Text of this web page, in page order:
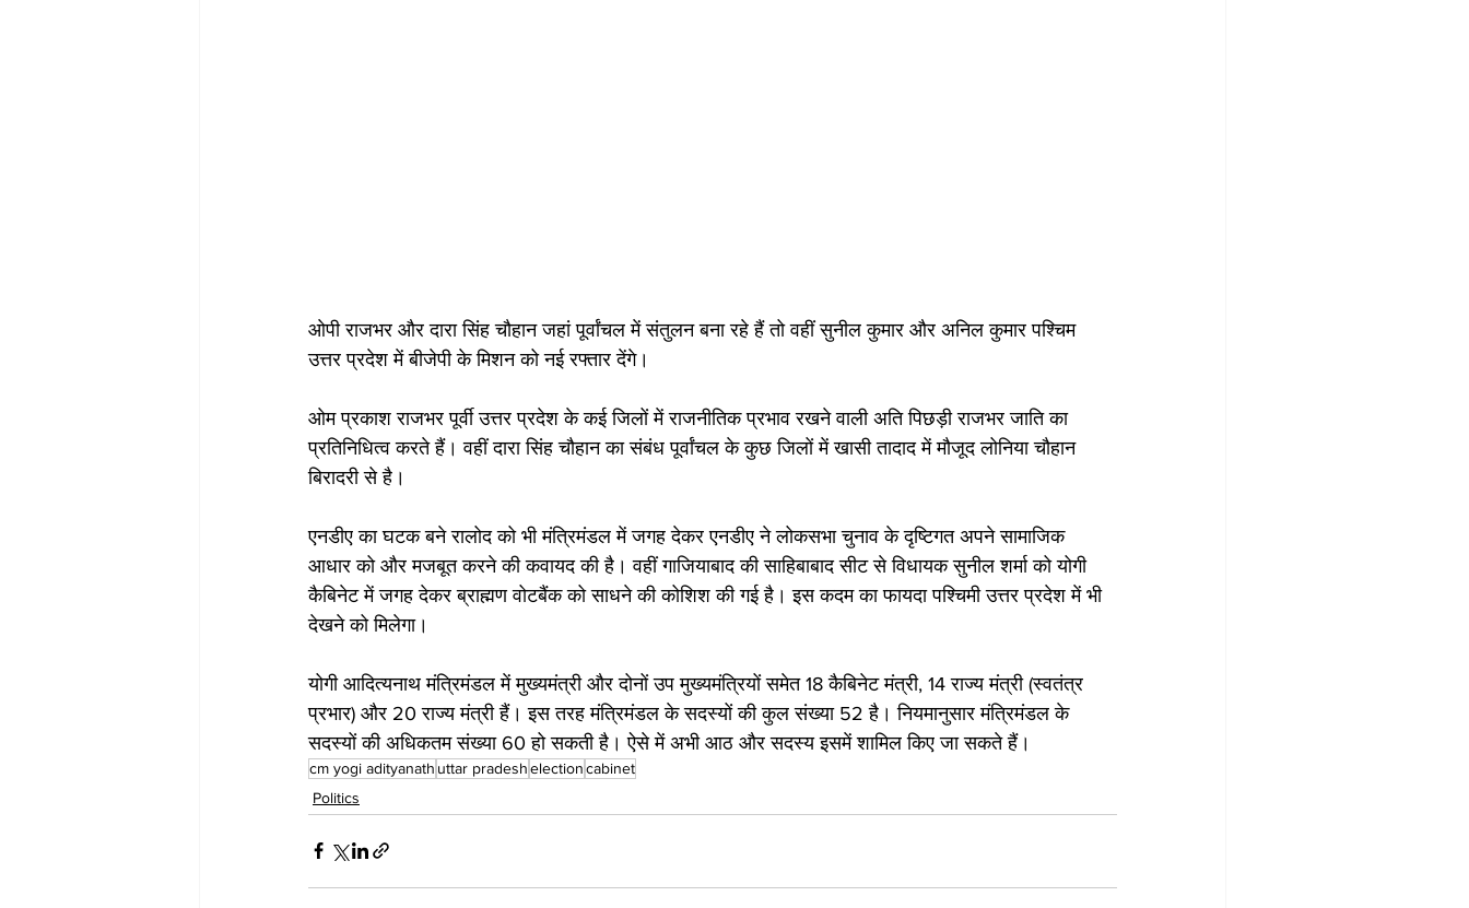
ओपी राजभर और दारा सिंह चौहान जहां पूर्वांचल में संतुलन बना रहे हैं तो वहीं सुनील कुमार और अनिल कुमार पश्चिम
उत्तर प्रदेश में बीजेपी के मिशन को नई रफ्तार देंगे।
ओम प्रकाश राजभर पूर्वी उत्तर प्रदेश के कई जिलों में राजनीतिक प्रभाव रखने वाली अति पिछड़ी राजभर जाति का
प्रतिनिधित्व करते हैं। वहीं दारा सिंह चौहान का संबंध पूर्वांचल के कुछ जिलों में खासी तादाद में मौजूद लोनिया चौहान
बिरादरी से है।
एनडीए का घटक बने रालोद को भी मंत्रिमंडल में जगह देकर एनडीए ने लोकसभा चुनाव के दृष्टिगत अपने सामाजिक
आधार को और मजबूत करने की कवायद की है। वहीं गाजियाबाद की साहिबाबाद सीट से विधायक सुनील शर्मा को योगी
कैबिनेट में जगह देकर ब्राह्मण वोटबैंक को साधने की कोशिश की गई है। इस कदम का फायदा पश्चिमी उत्तर प्रदेश में भी
देखने को मिलेगा।
योगी आदित्यनाथ मंत्रिमंडल में मुख्यमंत्री और दोनों उप मुख्यमंत्रियों समेत 18 कैबिनेट मंत्री, 14 राज्य मंत्री (स्वतंत्र
प्रभार) और 20 राज्य मंत्री हैं। इस तरह मंत्रिमंडल के सदस्यों की कुल संख्या 52 है। नियमानुसार मंत्रिमंडल के
सदस्यों की अधिकतम संख्या 60 हो सकती है। ऐसे में अभी आठ और सदस्य इसमें शामिल किए जा सकते हैं।
cm yogi adityanath uttar pradeshelectioncabinet
Politics